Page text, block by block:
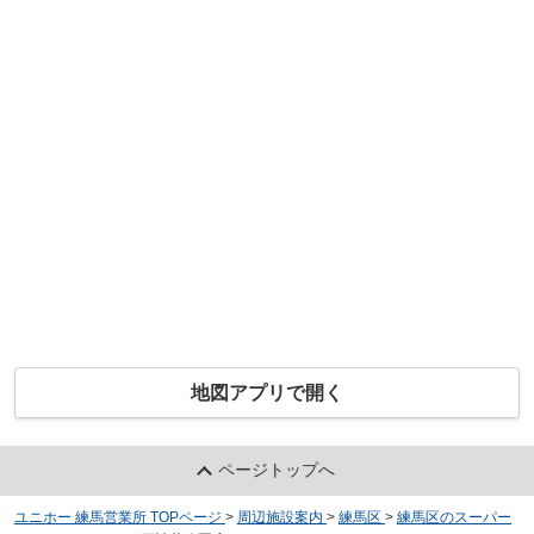
地図アプリで開く
ページトップへ
ユニホー 練馬営業所 TOPページ > 周辺施設案内 > 練馬区 > 練馬区のスーパー